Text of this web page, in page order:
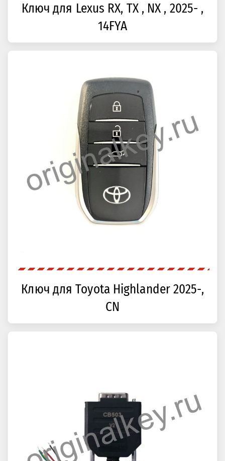
Ключ для Lexus RX, TX , NX , 2025- ,
14FYA
Ключ для Toyota Highlander 2025-,
CN